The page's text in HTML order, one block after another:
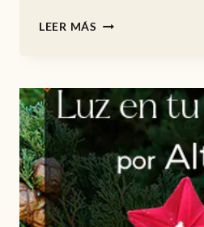
LEER MÁS LA
TRABAJO
MEDITATIVO